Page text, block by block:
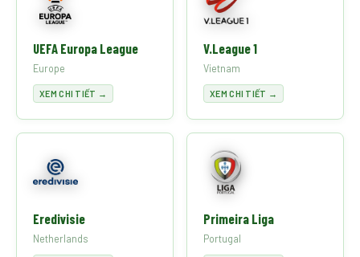
UEFA Europa League
Europe
XEM CHI TIẾT →
V.League 1
Vietnam
XEM CHI TIẾT →
Eredivisie
Netherlands
Primeira Liga
Portugal